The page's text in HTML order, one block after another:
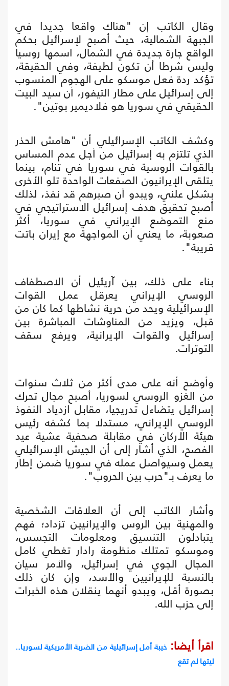
وقال الكاتب إن "هناك واقعا جديدا في
الجبهة الشمالية، حيث أصبح لإسرائيل بحكم
الواقع جارة جديدة في الشمال، اسمها روسيا
وليس شرطا أن تكون لطيفة، وفي الحقيقة،
تؤكد ردة فعل موسكو على الهجوم المنسوب
إلى إسرائيل على مطار التيفور، أن سيد البيت
الحقيقي في سوريا هو فلاديمير بوتين".
وكشف الكاتب الإسرائيلي أن "هامش الحذر
الذي تلتزم به إسرائيل من أجل عدم المساس
بالقوات الروسية في سوريا في تنام، بينما
يتلقى الإيرانيون الصفعات الواحدة تلو الأخرى
بشكل علني، ويبدو أن صبرهم قد نفذ، لذلك
أصبح تحقيق هدف إسرائيل الاستراتيجي في
منع التموضع الإيراني في سوريا، أكثر
صعوبة، ما يعني أن المواجهة مع إيران باتت
قريبة".
بناء على ذلك، بين آريئيل أن الاصطفاف
الروسي الإيراني يعرقل عمل القوات
الإسرائيلية ويحد من حرية نشاطها كما كان من
قبل، ويزيد من المناوشات المباشرة بين
إسرائيل والقوات الإيرانية، ويرفع سقف
التوترات.
وأوضح أنه على مدى أكثر من ثلاث سنوات
من الغزو الروسي لسوريا، أصبح مجال تحرك
إسرائيل يتضاءل تدريجيا، مقابل ازدياد النفوذ
الروسي الإيراني، مستدلا بما كشفه رئيس
هيئة الأركان في مقابلة صحفية عشية عيد
الفصح، الذي أشار إلى أن الجيش الإسرائيلي
يعمل وسيواصل عمله في سوريا ضمن إطار
ما يعرف بـ"حرب بين الحروب".
وأشار الكاتب إلى أن العلاقات الشخصية
والمهنية بين الروس والإيرانيين تزداد؛ فهم
يتبادلون التنسيق ومعلومات التجسس،
وموسكو تمتلك منظومة رادار تغطي كامل
المجال الجوي في إسرائيل، والأمر سيان
بالنسبة للإيرانيين والأسد، وإن كان ذلك
بصورة أقل، ويبدو أنهما ينقلان هذه الخبرات
إلى حزب الله.
اقرأ أيضا:خيبة أمل إسرائيلية من الضربة الأمريكية لسوريا..
ليتها لم تقع